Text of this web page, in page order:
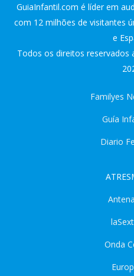
GuiaInfantil.com é líder em
com 12 milhões de visitantes
e
Todos os direitos reservados
Familyes
Guía
Diario
Onda